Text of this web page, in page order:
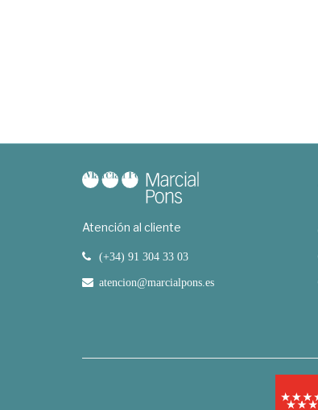
Atención al cliente
(+34) 91 304 33 03
atencion@marcialpons.es